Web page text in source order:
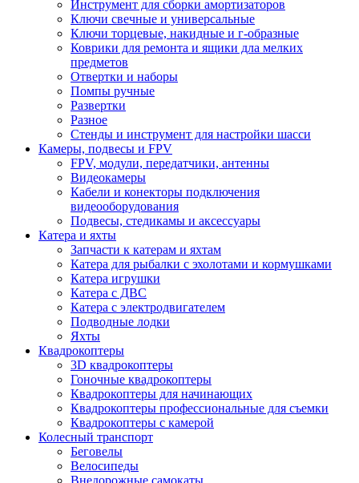
Инструмент для сборки амортизаторов
Ключи свечные и универсальные
Ключи торцевые, накидные и г-образные
Коврики для ремонта и ящики дла мелких
предметов
Отвертки и наборы
Помпы ручные
Развертки
Разное
Стенды и инструмент для настройки шасси
Камеры, подвесы и FPV
FPV, модули, передатчики, антенны
Видеокамеры
Кабели и конекторы подключения
видеооборудования
Подвесы, стедикамы и аксессуары
Катера и яхты
Запчасти к катерам и яхтам
Катера для рыбалки с эхолотами и кормушками
Катера игрушки
Катера с ДВС
Катера с электродвигателем
Подводные лодки
Яхты
Квадрокоптеры
3D квадрокоптеры
Гоночные квадрокоптеры
Квадрокоптеры для начинающих
Квадрокоптеры профессиональные для съемки
Квадрокоптеры с камерой
Колесный транспорт
Беговелы
Велосипеды
Внедорожные самокаты